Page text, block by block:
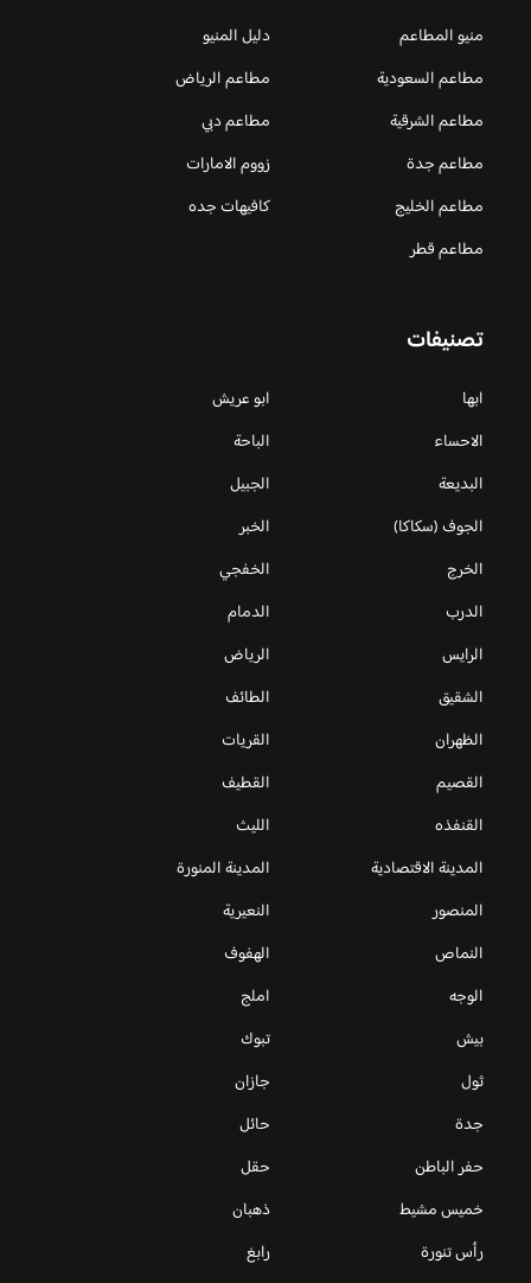
منيو المطاعم
دليل المنيو
مطاعم السعودية
مطاعم الرياض
مطاعم الشرقية
مطاعم دبي
مطاعم جدة
زووم الامارات
مطاعم الخليج
كافيهات جده
مطاعم قطر
تصنيفات
ابها
ابو عريش
الاحساء
الباحة
البديعة
الجبيل
الجوف (سكاكا)
الخبر
الخرج
الخفجي
الدرب
الدمام
الرايس
الرياض
الشقيق
الطائف
الظهران
القريات
القصيم
القطيف
القنفذه
الليث
المدينة الاقتصادية
المدينة المنورة
المنصور
النعيرية
النماص
الهفوف
الوجه
املج
بيش
تبوك
ثول
جازان
جدة
حائل
حفر الباطن
حقل
خميس مشيط
ذهبان
رأس تنورة
رابغ